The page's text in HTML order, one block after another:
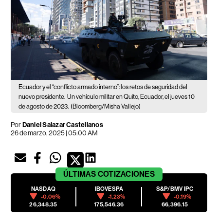
Ecuador y el “conflicto armado interno”: los retos de seguridad del
nuevo presidente. Un vehículo militar en Quito, Ecuador, el jueves 10
de agosto de 2023. (Bloomberg/Misha Vallejo)
PorDaniel Salazar Castellanos
26 de marzo, 2025 | 05:00 AM
ÚLTIMAS COTIZACIONES
NASDAQ
-0.06%
26,348.35
IBOVESPA
-1.23%
175,546.36
S&P/BMV IPC
-0.19%
66,396.15